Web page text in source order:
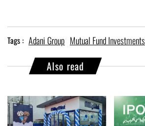
Tags : Adani Group Mutual Fund Investments
Also read